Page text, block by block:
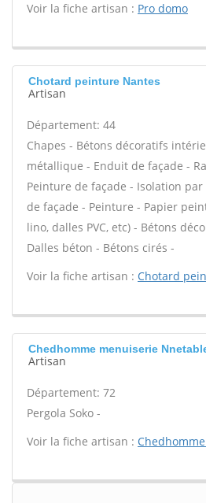
Voir la fiche artisan : Pro domo
Chotard peinture Nantes
Artisan
Département: 44
Chapes - Bétons décoratifs
métallique - Enduit de façade -
Peinture de façade - Isolation
de façade - Peinture - Papier
lino, dalles PVC, etc) - Bétons
Dalles béton - Bétons cirés -
Voir la fiche artisan : Chotard
Chedhomme menuiserie
Artisan
Département: 72
Pergola Soko -
Voir la fiche artisan :